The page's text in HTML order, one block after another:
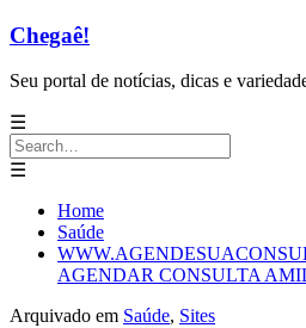
Chegaê!
Seu portal de notícias, dicas e
☰
Search
for:
☰
Home
Saúde
AGENDAR CONSULTA
Arquivado em Saúde, Sites